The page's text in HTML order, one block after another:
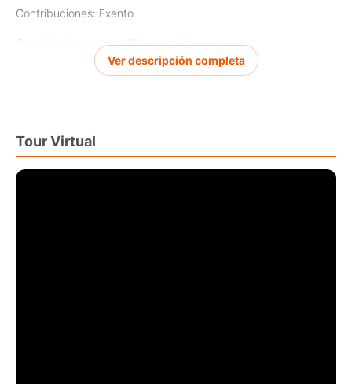
Contribuciones: Exento
Comisión de compra: 2% sin adicionales
Características principales:
Primer piso: ideal para personas mayores o con movilidad
reducida
Estacionamiento común
Ver descripción completa
Tour Virtual